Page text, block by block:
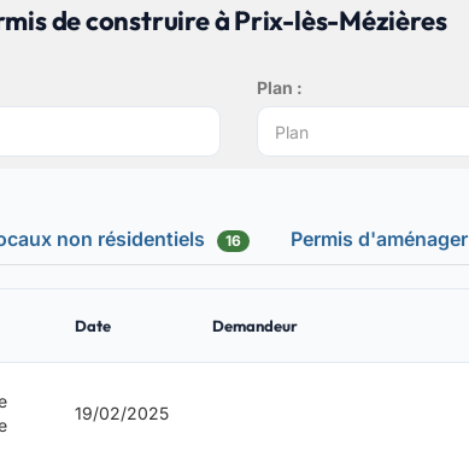
de construire à Prix-lès-Mézières
Plan :
non résidentiels 16 Permis d'aménager
Date Demandeur
19/02/2025